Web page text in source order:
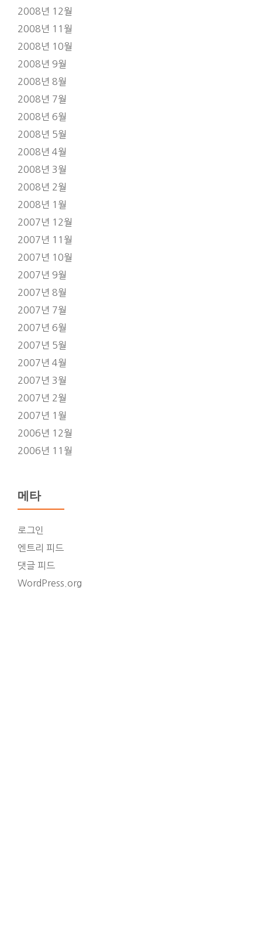
2008년 12월
2008년 11월
2008년 10월
2008년 9월
2008년 8월
2008년 7월
2008년 6월
2008년 5월
2008년 4월
2008년 3월
2008년 2월
2008년 1월
2007년 12월
2007년 11월
2007년 10월
2007년 9월
2007년 8월
2007년 7월
2007년 6월
2007년 5월
2007년 4월
2007년 3월
2007년 2월
2007년 1월
2006년 12월
2006년 11월
메타
로그인
엔트리 피드
댓글 피드
WordPress.org